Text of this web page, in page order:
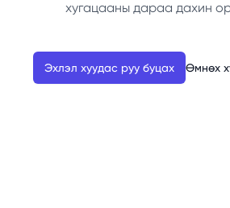
хугацааны дараа дахин
Эхлэл хуудас руу буцах Өмнөх